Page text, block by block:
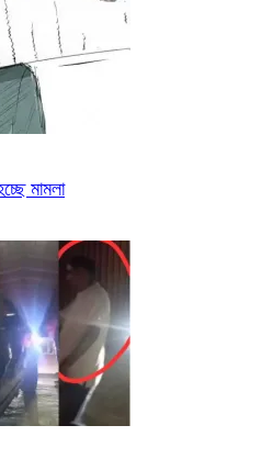
মামলা